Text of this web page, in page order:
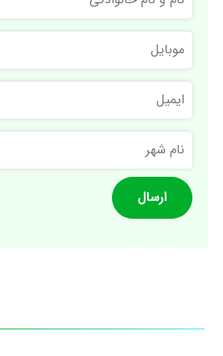
و
نام
خانوادگی
موبایل
ایمیل
نام
شهر